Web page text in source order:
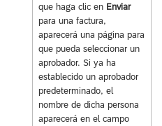
que haga clic en Enviar
para una factura,
aparecerá una página para
que pueda seleccionar un
aprobador. Si ya ha
establecido un aprobador
predeterminado, el
nombre de dicha persona
aparecerá en el campo